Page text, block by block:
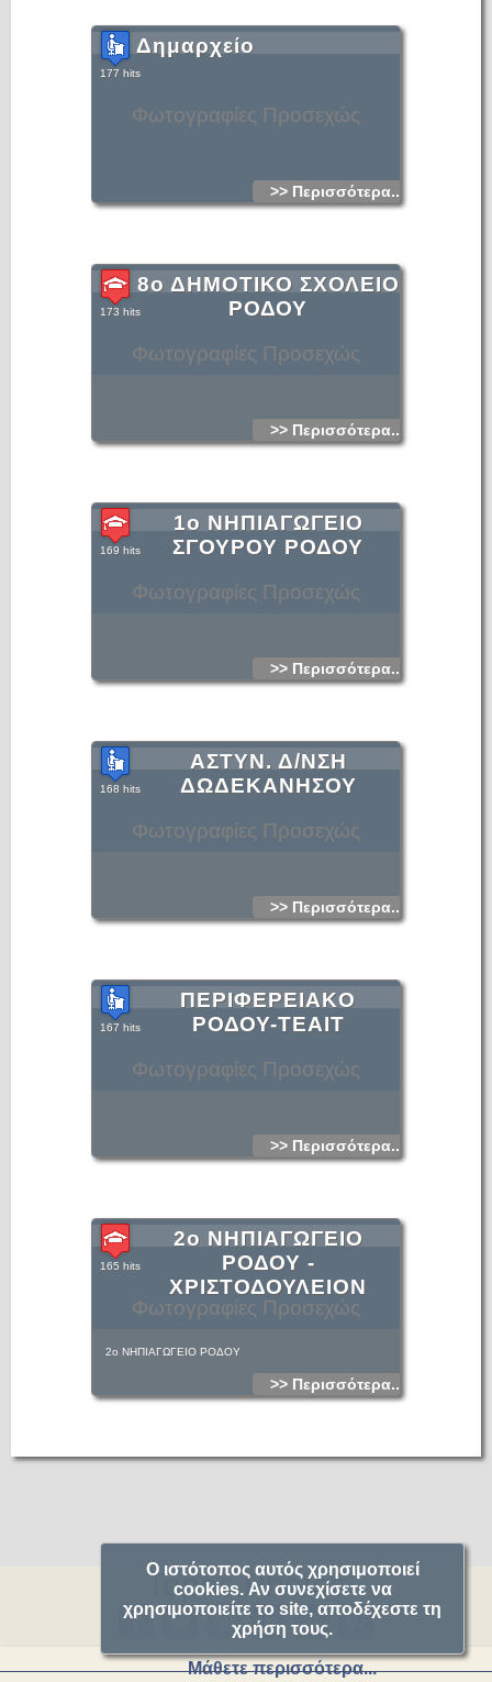
Φωτογραφίες Προσεχώς
Δημαρχείο
177 hits
>> Περισσότερα...
Φωτογραφίες Προσεχώς
8ο ΔΗΜΟΤΙΚΟ ΣΧΟΛΕΙΟ
ΡΟΔΟΥ
173 hits
>> Περισσότερα...
Φωτογραφίες Προσεχώς
1ο ΝΗΠΙΑΓΩΓΕΙΟ
ΣΓΟΥΡΟΥ ΡΟΔΟΥ
169 hits
>> Περισσότερα...
Φωτογραφίες Προσεχώς
ΑΣΤΥΝ. Δ/ΝΣΗ
ΔΩΔΕΚΑΝΗΣΟΥ
168 hits
>> Περισσότερα...
Φωτογραφίες Προσεχώς
ΠΕΡΙΦΕΡΕΙΑΚO
ΡΟΔΟΥ-ΤΕΑΙΤ
167 hits
>> Περισσότερα...
Φωτογραφίες Προσεχώς
2ο ΝΗΠΙΑΓΩΓΕΙΟ
ΡΟΔΟΥ -
ΧΡΙΣΤΟΔΟΥΛΕΙΟΝ
165 hits
2ο ΝΗΠΙΑΓΩΓΕΙΟ ΡΟΔΟΥ
>> Περισσότερα...
Topos.Photos
Ο ιστότοπος αυτός χρησιμοποιεί
cookies. Αν συνεχίσετε να
χρησιμοποιείτε το site, αποδέχεστε τη
χρήση τους.
Μάθετε περισσότερα...